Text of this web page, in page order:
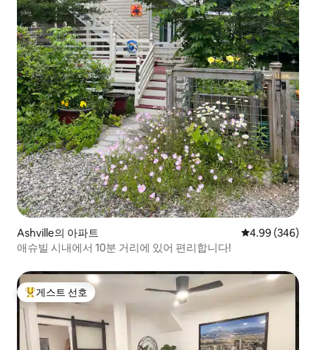
Ashville의 아파트 평점 4.99점(5
4.99 (346)
애슈빌 시내에서 10분 거리에 있어 편리합니다!
상위 게스트 선호
게스트 선호